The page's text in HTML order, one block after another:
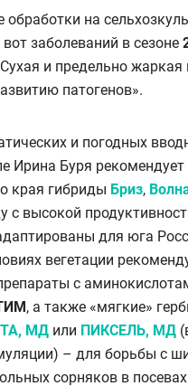
обработки на
заболеваний в сезоне
и предельно жаркая
патогенов».
и погодных
Ирина Буря рекомендует
края гибриды Бриз,
с высокой
для юга
вегетации
с
, а также «мягкие»
МД или ПИКСЕЛЬ, МД
– для борьбы с
сорняков в